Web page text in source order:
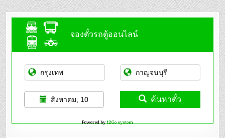
จองตั๋วรถตู้ออนไลน์
สิงหาคม, 10 ค้นหาตั๋ว
Powered by12Go system